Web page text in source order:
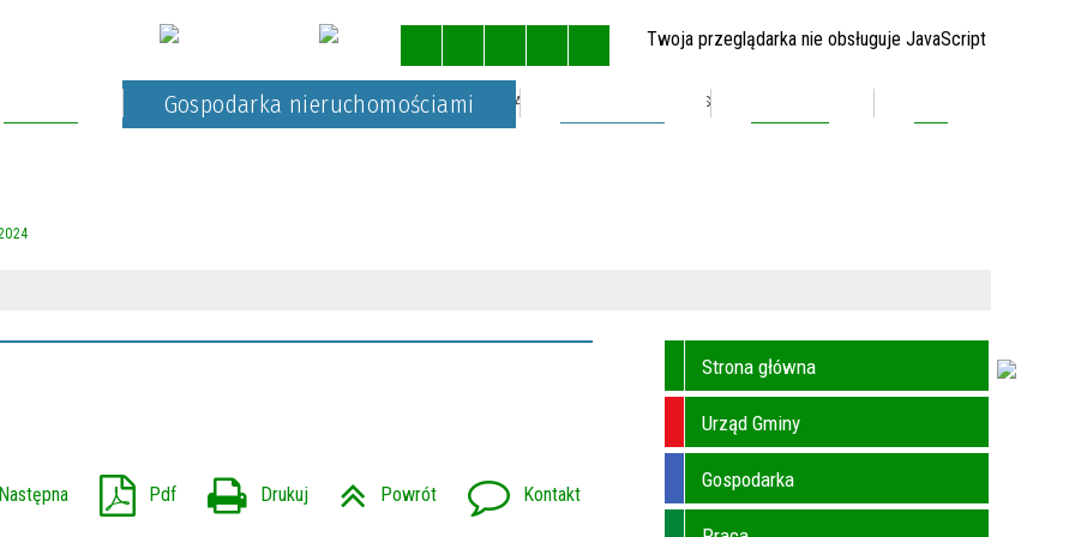
Twoja przeglądarka nie obsługuje JavaScript
STRONA GŁÓWNA MAPA STRONY
Gospodarka nieruchomościami
Następna Pdf Drukuj Powrót Kontakt
Strona główna
Urząd Gminy
Gospodarka